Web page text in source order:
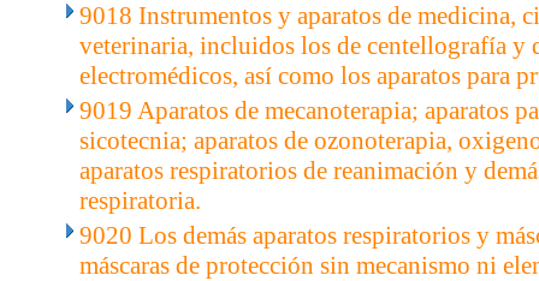
9018 Instrumentos y aparatos de medicina,
veterinaria, incluidos los de centellografía y
electromédicos, así como los aparatos para
9019 Aparatos de mecanoterapia; aparatos
sicotecnia; aparatos de ozonoterapia,
aparatos respiratorios de reanimación y
respiratoria.
9020 Los demás aparatos respiratorios y
máscaras de protección sin mecanismo ni